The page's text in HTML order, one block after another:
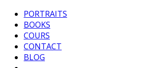
PORTRAITS
BOOKS
COURS
CONTACT
BLOG